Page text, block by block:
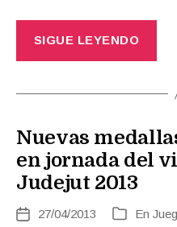
SIGUE LEYENDO
Nuevas
en jornada del
Judejut 2013
Fecha27/04/2013 Categorías
En